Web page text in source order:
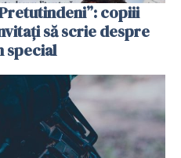
copiii
să scrie despre
special